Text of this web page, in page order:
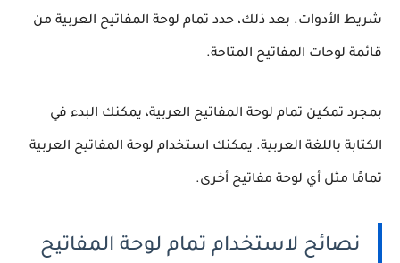
شريط الأدوات. بعد ذلك، حدد تمام لوحة المفاتيح العربية من
قائمة لوحات المفاتيح المتاحة.
بمجرد تمكين تمام لوحة المفاتيح العربية، يمكنك البدء في
الكتابة باللغة العربية. يمكنك استخدام لوحة المفاتيح العربية
تمامًا مثل أي لوحة مفاتيح أخرى.
نصائح لاستخدام تمام لوحة المفاتيح